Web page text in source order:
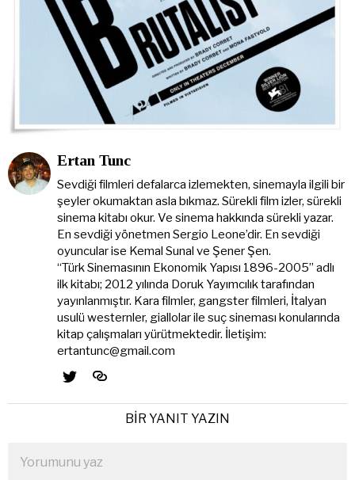
Ertan Tunc
Sevdiği filmleri defalarca izlemekten, sinemayla ilgili bir
şeyler okumaktan asla bıkmaz. Sürekli film izler, sürekli
sinema kitabı okur. Ve sinema hakkında sürekli yazar.
En sevdiği yönetmen Sergio Leone’dir. En sevdiği
oyuncular ise Kemal Sunal ve Şener Şen.
“Türk Sinemasının Ekonomik Yapısı 1896-2005” adlı
ilk kitabı; 2012 yılında Doruk Yayımcılık tarafından
yayınlanmıştır. Kara filmler, gangster filmleri, İtalyan
usulü westernler, giallolar ile suç sineması konularında
kitap çalışmaları yürütmektedir. İletişim:
ertantunc@gmail.com
BIR YANIT YAZIN